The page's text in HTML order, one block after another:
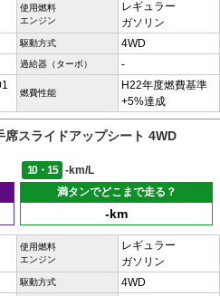
使用燃料
エンジン
レギュラー
ガソリン
駆動方式 4WD
過給器（ターボ） -
燃費性能
H22年度燃費基準
+5%達成
スライドアップシート 4WD
10・15
-km/L
満タンでどこまで走る？
-km
使用燃料
エンジン
レギュラー
ガソリン
駆動方式 4WD